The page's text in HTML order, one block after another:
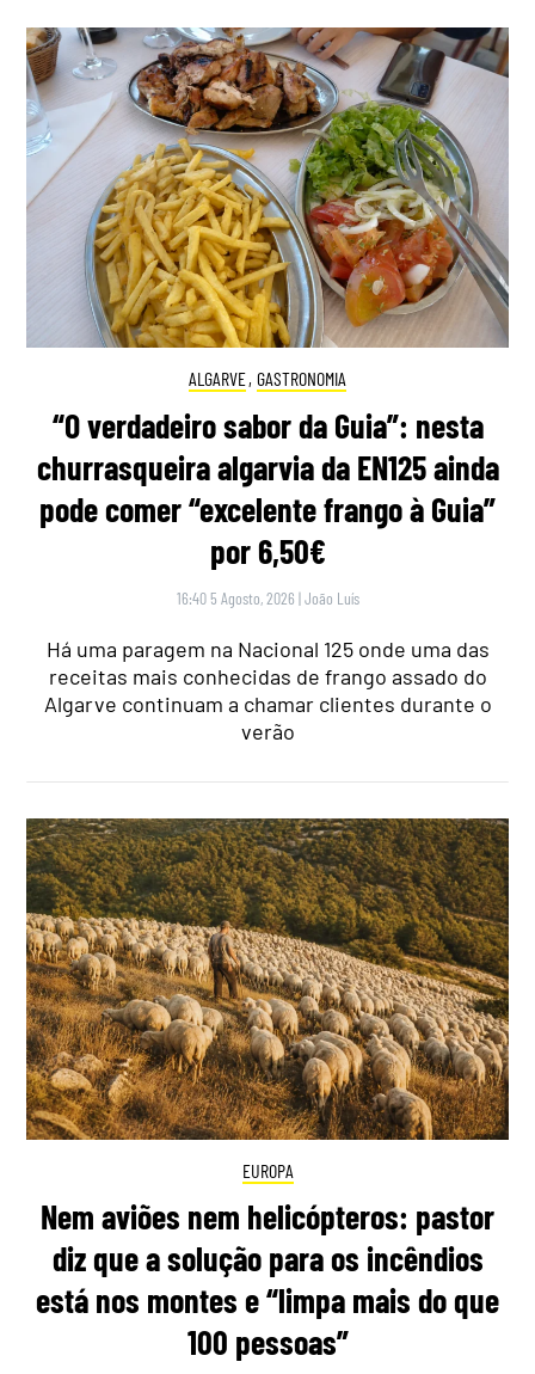
ALGARVE, GASTRONOMIA
“O verdadeiro sabor da Guia”: nesta
churrasqueira algarvia da EN125 ainda
pode comer “excelente frango à Guia”
por 6,50€
16:40 5 Agosto, 2026 |João Luís
Há uma paragem na Nacional 125 onde uma das
receitas mais conhecidas de frango assado do
Algarve continuam a chamar clientes durante o
verão
EUROPA
Nem aviões nem helicópteros: pastor
diz que a solução para os incêndios
está nos montes e “limpa mais do que
100 pessoas”